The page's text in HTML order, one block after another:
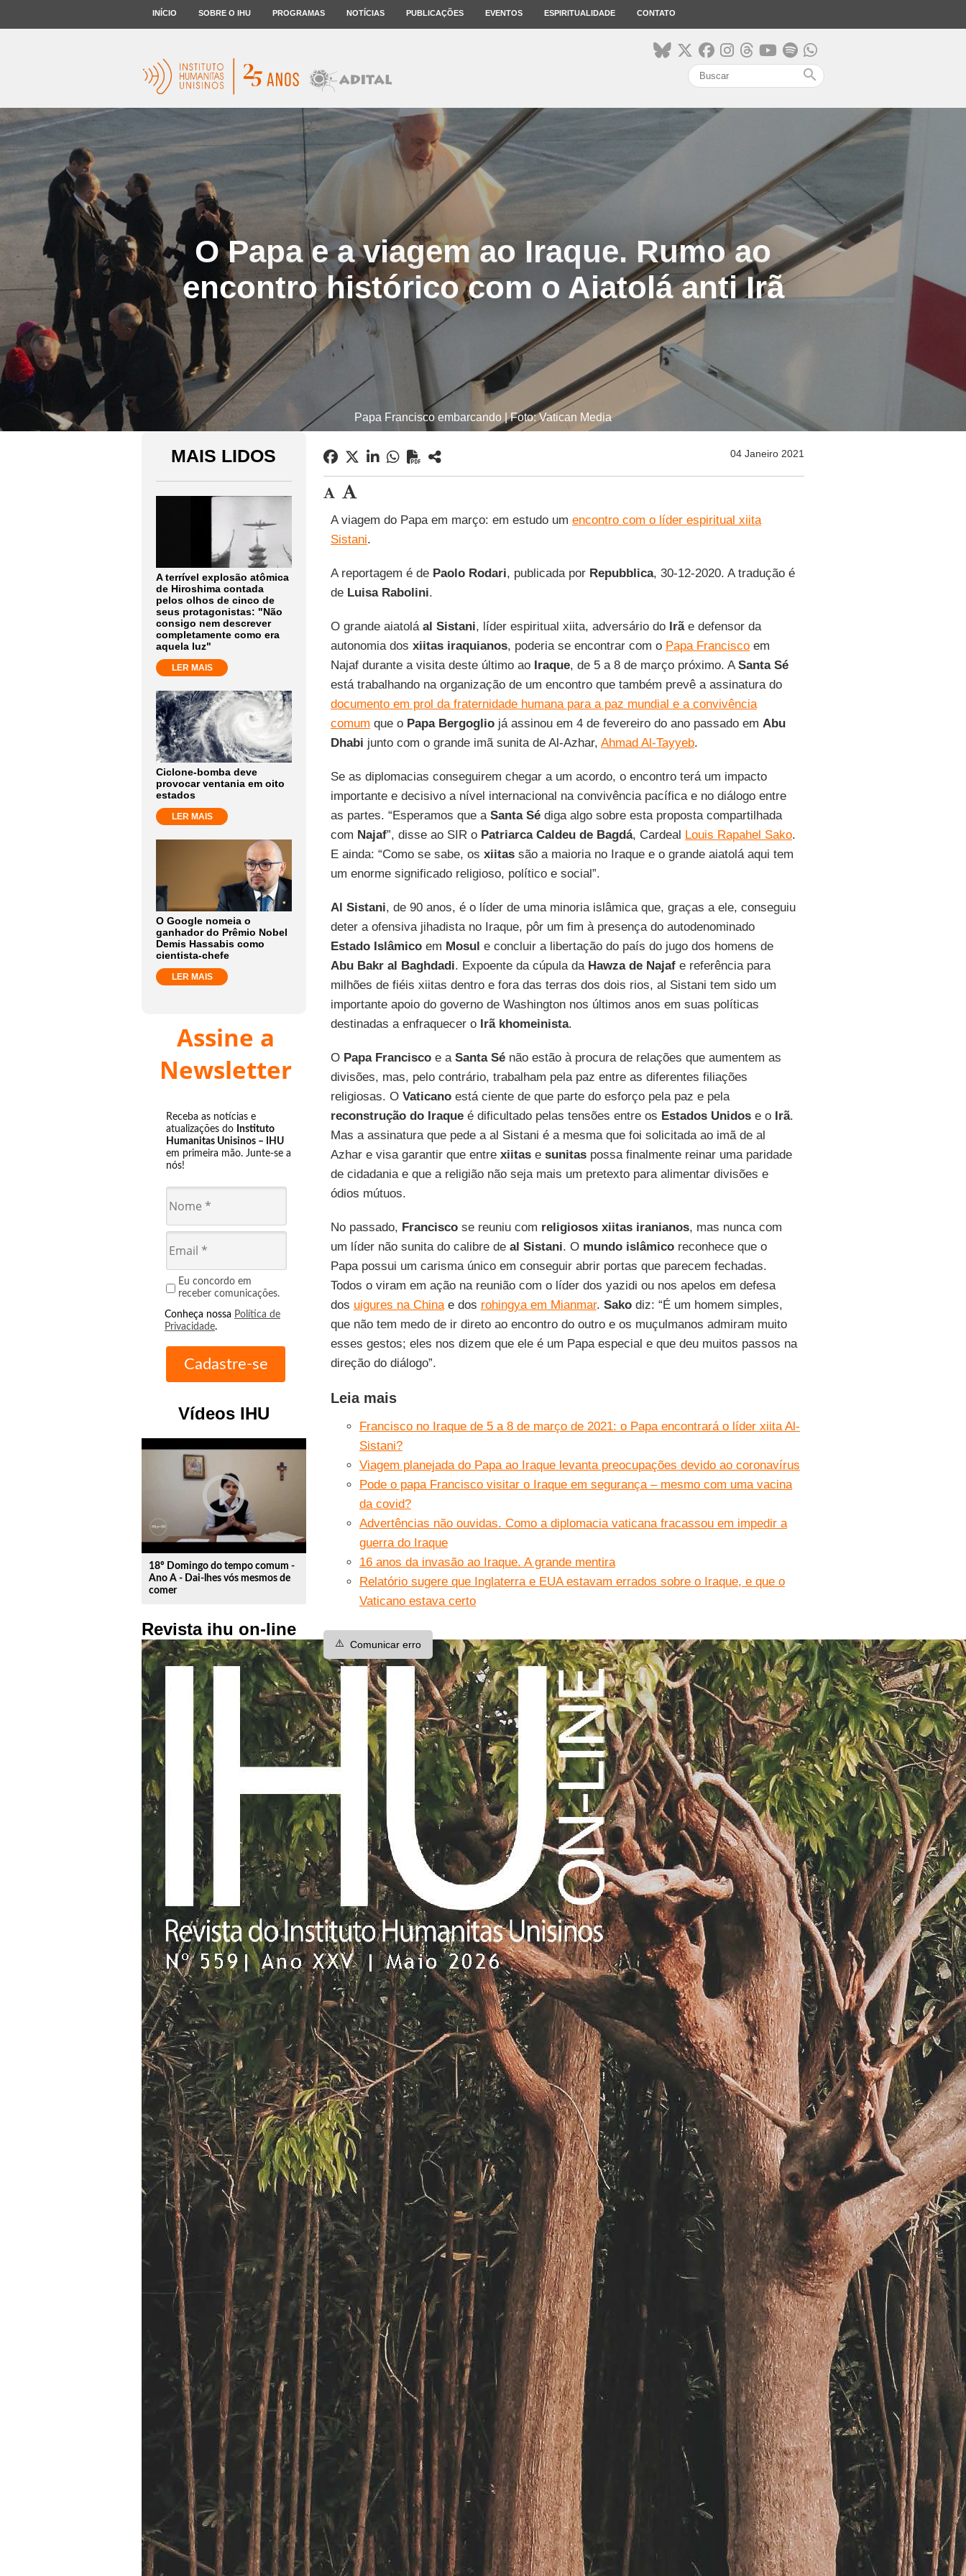
INÍCIO SOBRE O IHU PROGRAMAS NOTÍCIAS PUBLICAÇÕES EVENTOS ESPIRITUALIDADE CONTATO
search
O Papa e a viagem ao Iraque. Rumo ao
encontro histórico com o Aiatolá anti Irã
Papa Francisco embarcando | Foto: Vatican Media
MAIS LIDOS
A terrível explosão atômica
de Hiroshima contada
pelos olhos de cinco de
seus protagonistas: "Não
consigo nem descrever
completamente como era
aquela luz"
LER MAIS
Ciclone-bomba deve
provocar ventania em oito
estados
LER MAIS
O Google nomeia o
ganhador do Prêmio Nobel
Demis Hassabis como
cientista-chefe
LER MAIS
Assine a
Newsletter
Receba as notícias e
atualizações do Instituto
Humanitas Unisinos – IHU
em primeira mão. Junte-se a
nós!
Eu concordo em
receber comunicações.
Conheça nossa Política de
Privacidade.
Vídeos IHU
play_circle_outline
18º Domingo do tempo comum -
Ano A - Dai-lhes vós mesmos de
comer
Revista ihu on-line
04 Janeiro 2021
A viagem do Papa em março: em estudo um encontro com o líder espiritual xiita
Sistani.
A reportagem é de Paolo Rodari, publicada por Repubblica, 30-12-2020. A tradução é
de Luisa Rabolini.
O grande aiatolá al Sistani, líder espiritual xiita, adversário do Irãe defensor da
autonomia dos xiitas iraquianos, poderia se encontrar com o Papa Franciscoem
Najaf durante a visita deste último ao Iraque, de 5 a 8 de março próximo. ASanta Sé
está trabalhando na organização de um encontro que também prevê a assinatura do
documento em prol da fraternidade humana para a paz mundial e a convivência
comum que o Papa Bergogliojá assinou em 4 de fevereiro do ano passado em Abu
Dhabi junto com o grande imã sunita de Al-Azhar, Ahmad Al-Tayyeb.
Se as diplomacias conseguirem chegar a um acordo, o encontro terá um impacto
importante e decisivo a nível internacional na convivência pacífica e no diálogo entre
as partes. “Esperamos que a Santa Sédiga algo sobre esta proposta compartilhada
com Najaf”, disse ao SIR o Patriarca Caldeu de Bagdá, Cardeal Louis Rapahel Sako.
E ainda: “Como se sabe, os xiitassão a maioria no Iraque e o grande aiatolá aqui tem
um enorme significado religioso, político e social”.
Al Sistani, de 90 anos, é o líder de uma minoria islâmica que, graças a ele, conseguiu
deter a ofensiva jihadista no Iraque, pôr um fim à presença do autodenominado
Estado Islâmicoem Mosul e concluir a libertação do país do jugo dos homens de
Abu Bakr al Baghdadi. Expoente da cúpula da Hawza de Najafe referência para
milhões de fiéis xiitas dentro e fora das terras dos dois rios, al Sistani tem sido um
importante apoio do governo de Washington nos últimos anos em suas políticas
destinadas a enfraquecer o Irã khomeinista.
O Papa Franciscoe a Santa Sénão estão à procura de relações que aumentem as
divisões, mas, pelo contrário, trabalham pela paz entre as diferentes filiações
religiosas. O Vaticanoestá ciente de que parte do esforço pela paz e pela
reconstrução do Iraqueé dificultado pelas tensões entre os Estados Unidose o Irã.
Mas a assinatura que pede a al Sistani é a mesma que foi solicitada ao imã de al
Azhar e visa garantir que entre xiitase sunitaspossa finalmente reinar uma paridade
de cidadania e que a religião não seja mais um pretexto para alimentar divisões e
ódios mútuos.
No passado, Francisco se reuniu com religiosos xiitas iranianos, mas nunca com
um líder não sunita do calibre de al Sistani. O mundo islâmicoreconhece que o
Papa possui um carisma único em conseguir abrir portas que parecem fechadas.
Todos o viram em ação na reunião com o líder dos yazidi ou nos apelos em defesa
dos uigures na Chinae dos rohingya em Mianmar. Sakodiz: “É um homem simples,
que não tem medo de ir direto ao encontro do outro e os muçulmanos admiram muito
esses gestos; eles nos dizem que ele é um Papa especial e que deu muitos passos na
direção do diálogo”.
Leia mais
Francisco no Iraque de 5 a 8 de março de 2021: o Papa encontrará o líder xiita Al-
Sistani?
Viagem planejada do Papa ao Iraque levanta preocupações devido ao coronavírus
Pode o papa Francisco visitar o Iraque em segurança – mesmo com uma vacina
da covid?
Advertências não ouvidas. Como a diplomacia vaticana fracassou em impedir a
guerra do Iraque
16 anos da invasão ao Iraque. A grande mentira
Relatório sugere que Inglaterra e EUA estavam errados sobre o Iraque, e que o
Vaticano estava certo
⚠️ Comunicar erro